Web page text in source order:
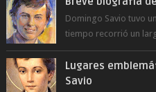
Domingo Savio tuvo
tiempo recorrió un
del Espíritu Santo y fr...
Lugares
Savio